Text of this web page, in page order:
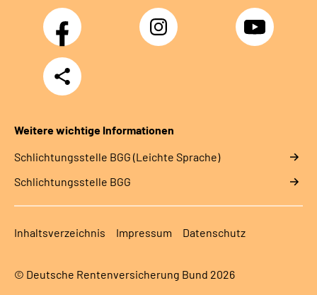
Facebook Instagram YouTube
Teilen
Weitere wichtige Informationen
Schlich­tungs­stel­le BGG (Leichte Sprache)
Schlich­tungs­stel­le BGG
Inhaltsverzeichnis Impressum Datenschutz
© Deutsche Rentenversicherung Bund 2026